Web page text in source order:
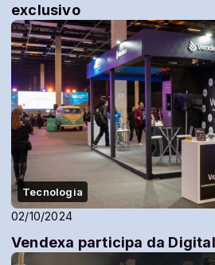
exclusivo
Tecnologia
02/10/2024
Vendexa participa da